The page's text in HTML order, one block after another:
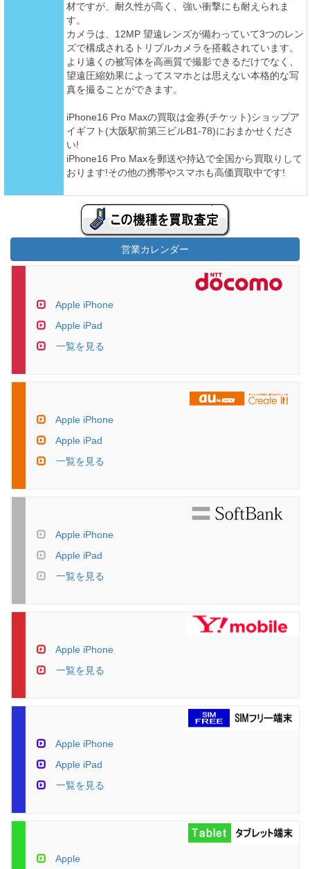
材ですが、耐久性が高く、強い衝撃にも耐えられま
す。
カメラは、12MP 望遠レンズが備わっていて3つのレン
ズで構成されるトリプルカメラを搭載されています。
より遠くの被写体を高画質で撮影できるだけでなく、
望遠圧縮効果によってスマホとは思えない本格的な写
真を撮ることができます。
iPhone16 Pro Maxの買取は金券(チケット)ショップア
イギフト(大阪駅前第三ビルB1-78)におまかせくださ
い!
iPhone16 Pro Maxを郵送や持込で全国から買取りして
おります!その他の携帯やスマホも高価買取中です!
営業カレンダー
Apple iPhone
Apple iPad
一覧を見る
Apple iPhone
Apple iPad
一覧を見る
Apple iPhone
Apple iPad
一覧を見る
Apple iPhone
一覧を見る
Apple iPhone
Apple iPad
一覧を見る
Apple